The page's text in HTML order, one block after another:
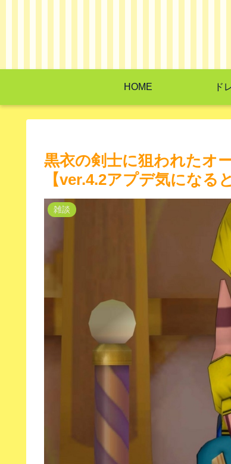
HOME ド
黒衣の剣士に狙われたオ
【ver.4.2アプデ気になる
雑談